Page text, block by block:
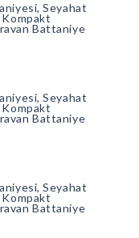
Seyahat
Kompakt
Battaniye
Seyahat
Kompakt
Battaniye
Seyahat
Kompakt
Battaniye